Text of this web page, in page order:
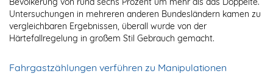
Untersuchungen in mehreren anderen Bundesländern kamen zu
vergleichbaren Ergebnissen, überall wurde von der
Härtefallregelung in großem Stil Gebrauch gemacht.
Fahrgastzählungen verführen zu Manipulationen